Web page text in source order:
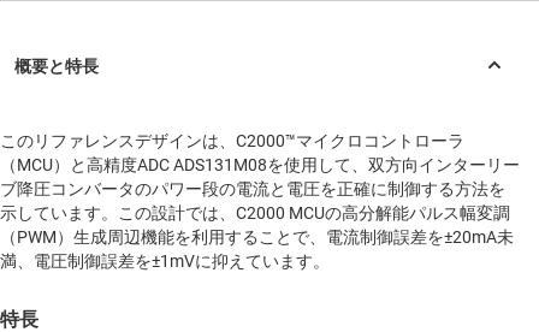
このリファレンスデザインは、C2000™マイクロコントローラ
（MCU）と高精度ADC ADS131M08を使用して、双方向インターリー
ブ降圧コンバータのパワー段の電流と電圧を正確に制御する方法を
示しています。この設計では、C2000 MCUの高分解能パルス幅変調
（PWM）生成周辺機能を利用することで、電流制御誤差を±20mA未
満、電圧制御誤差を±1mVに抑えています。
特長